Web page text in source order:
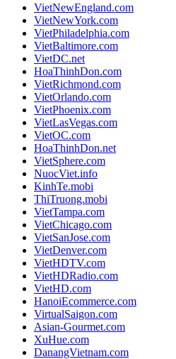
VietNewEngland.com
VietNewYork.com
VietPhiladelphia.com
VietBaltimore.com
VietDC.net
HoaThinhDon.com
VietRichmond.com
VietOrlando.com
VietPhoenix.com
VietLasVegas.com
VietOC.com
HoaThinhDon.net
VietSphere.com
NuocViet.info
KinhTe.mobi
ThiTruong.mobi
VietTampa.com
VietChicago.com
VietSanJose.com
VietDenver.com
VietHDTV.com
VietHDRadio.com
VietHD.com
HanoiEcommerce.com
VirtualSaigon.com
Asian-Gourmet.com
XuHue.com
DanangVietnam.com